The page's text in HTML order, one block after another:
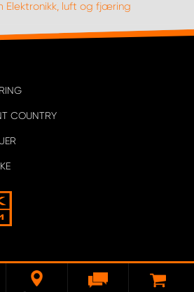
Elektronikk, luft og fjæring
COUNTRY